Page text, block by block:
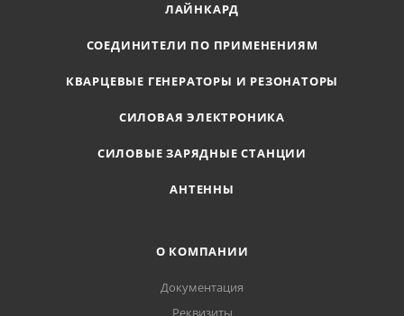
ЛАЙНКАРД
СОЕДИНИТЕЛИ ПО ПРИМЕНЕНИЯМ
КВАРЦЕВЫЕ ГЕНЕРАТОРЫ И РЕЗОНАТОРЫ
СИЛОВАЯ ЭЛЕКТРОНИКА
СИЛОВЫЕ ЗАРЯДНЫЕ СТАНЦИИ
АНТЕННЫ
О КОМПАНИИ
Документация
Реквизиты